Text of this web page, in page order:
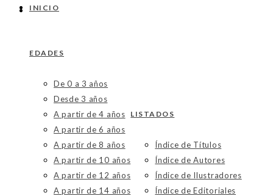
INICIO
EDADES
De 0 a 3 años
Desde 3 años
A partir de 4 años
A partir de 6 años
A partir de 8 años
A partir de 10 años
A partir de 12 años
A partir de 14 años
LISTADOS
Índice de Títulos
Índice de Autores
Índice de Ilustradores
Índice de Editoriales